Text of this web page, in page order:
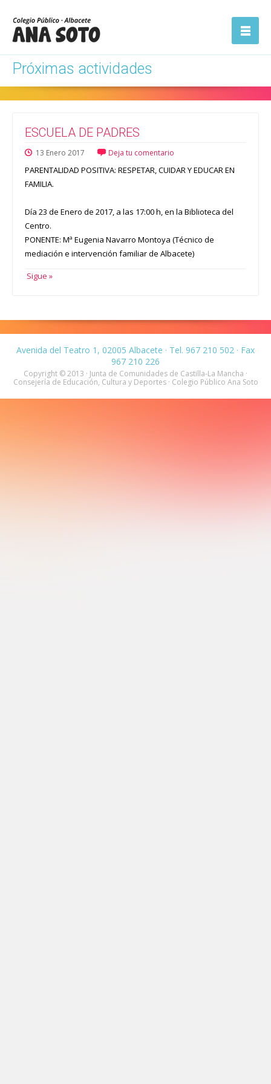
navegación
Próximas actividades
ESCUELA DE PADRES
13 Enero 2017 Deja tu comentario
PARENTALIDAD POSITIVA: RESPETAR, CUIDAR Y EDUCAR EN
FAMILIA.
Día 23 de Enero de 2017, a las 17:00 h, en la Biblioteca del
Centro.
PONENTE: Mª Eugenia Navarro Montoya (Técnico de
mediación e intervención familiar de Albacete)
Sigue »
Avenida del Teatro 1, 02005 Albacete · Tel. 967 210 502 · Fax
967 210 226
Copyright © 2013 · Junta de Comunidades de Castilla-La Mancha ·
Consejería de Educación, Cultura y Deportes · Colegio Público Ana Soto